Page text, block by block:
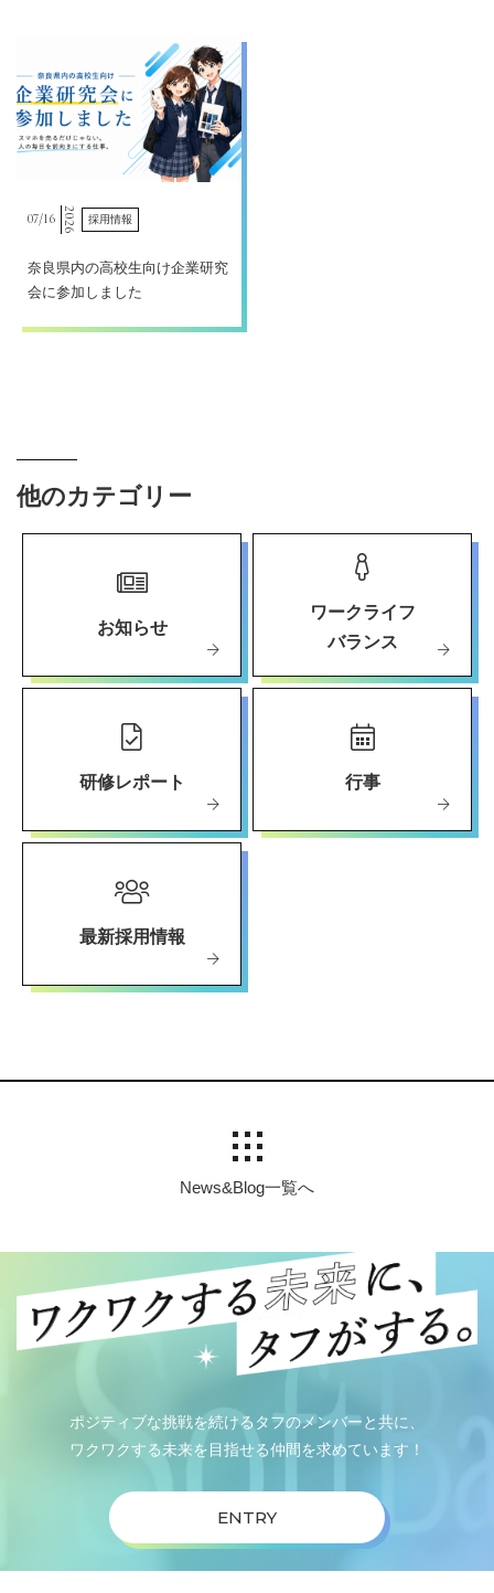
07/16 2026 採用情報
奈良県内の高校生向け企業研究
会に参加しました
他のカテゴリー
お知らせ
ワークライフ
バランス
研修レポート 行事
最新採用情報
News&Blog一覧へ
ポジティブな挑戦を続けるタフのメンバーと共に、
ワクワクする未来を目指せる仲間を求めています！
ENTRY